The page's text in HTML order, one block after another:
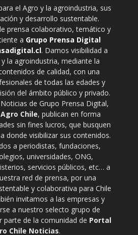
el Agro y la agroindustria, sus
y desarrollo sustentable.
prensa colaborativo, temático y
a Grupo Prensa Digital
. Damos visibilidad a
la agroindustria, mediante la
de calidad, con una
de todas las edades y
del ámbito público y privado.
de Grupo Prensa Digital,
Chile, publican en forma
sin fines lucros, que busquen
donde visibilizar sus contenidos.
a periodistas, fundaciones,
universidades, ONG,
servicios públicos, etc… a
red de prensa, por una
y colaborativa para Chile
invitamos a las empresas y
a nuestro selecto grupo de
parte de la comunidad de Portal
Chile Noticias.